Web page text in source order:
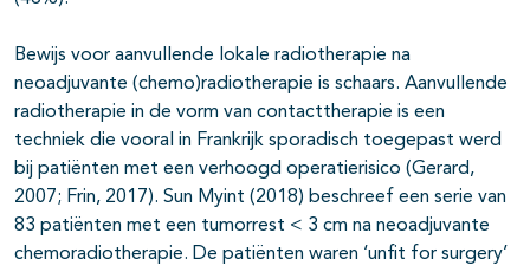
Bewijs voor aanvullende lokale radiotherapie na
neoadjuvante (chemo)radiotherapie is schaars. Aanvullende
radiotherapie in de vorm van contacttherapie is een
techniek die vooral in Frankrijk sporadisch toegepast werd
bij patiënten met een verhoogd operatierisico (Gerard,
2007; Frin, 2017). Sun Myint (2018) beschreef een serie van
83 patiënten met een tumorrest < 3 cm na neoadjuvante
chemoradiotherapie. De patiënten waren ‘unfit for surgery’